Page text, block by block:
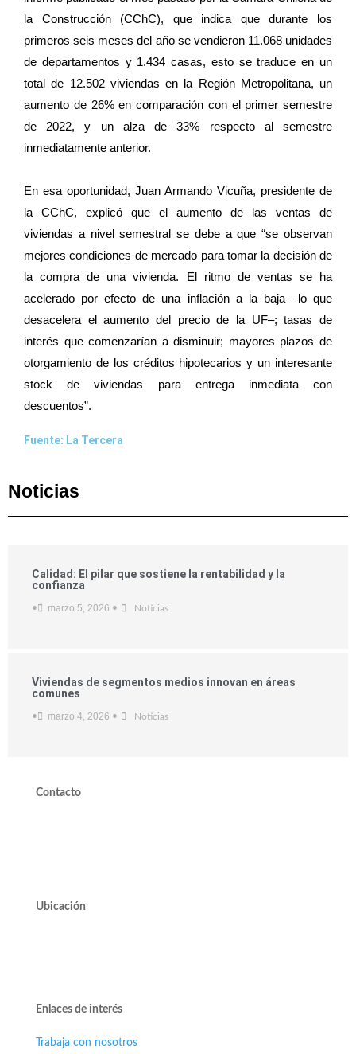
la Construcción (CChC), que indica que durante los
primeros seis meses del año se vendieron 11.068 unidades
de departamentos y 1.434 casas, esto se traduce en un
total de 12.502 viviendas en la Región Metropolitana, un
aumento de 26% en comparación con el primer semestre
de 2022, y un alza de 33% respecto al semestre
inmediatamente anterior.
En esa oportunidad, Juan Armando Vicuña, presidente de
la CChC, explicó que el aumento de las ventas de
viviendas a nivel semestral se debe a que “se observan
mejores condiciones de mercado para tomar la decisión de
la compra de una vivienda. El ritmo de ventas se ha
acelerado por efecto de una inflación a la baja –lo que
desacelera el aumento del precio de la UF–; tasas de
interés que comenzarían a disminuir; mayores plazos de
otorgamiento de los créditos hipotecarios y un interesante
stock de viviendas para entrega inmediata con
descuentos”.
Fuente: La Tercera
Noticias
Calidad: El pilar que sostiene la rentabilidad y la
confianza
• marzo 5, 2026 • Noticias
Viviendas de segmentos medios innovan en áreas
comunes
• marzo 4, 2026 • Noticias
Contacto
Ubicación
Enlaces de interés
Trabaja con nosotros